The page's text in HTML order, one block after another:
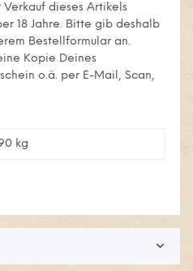
dieses Artikels
18 Jahre. Bitte gib deshalb
Bestellformular an.
Kopie Deines
o.ä. per E-Mail, Scan,
kg